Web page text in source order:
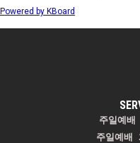
Powered by KBoard
주일예
주일예